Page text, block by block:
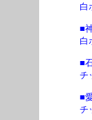
白
■
白
■
チ
■
チ